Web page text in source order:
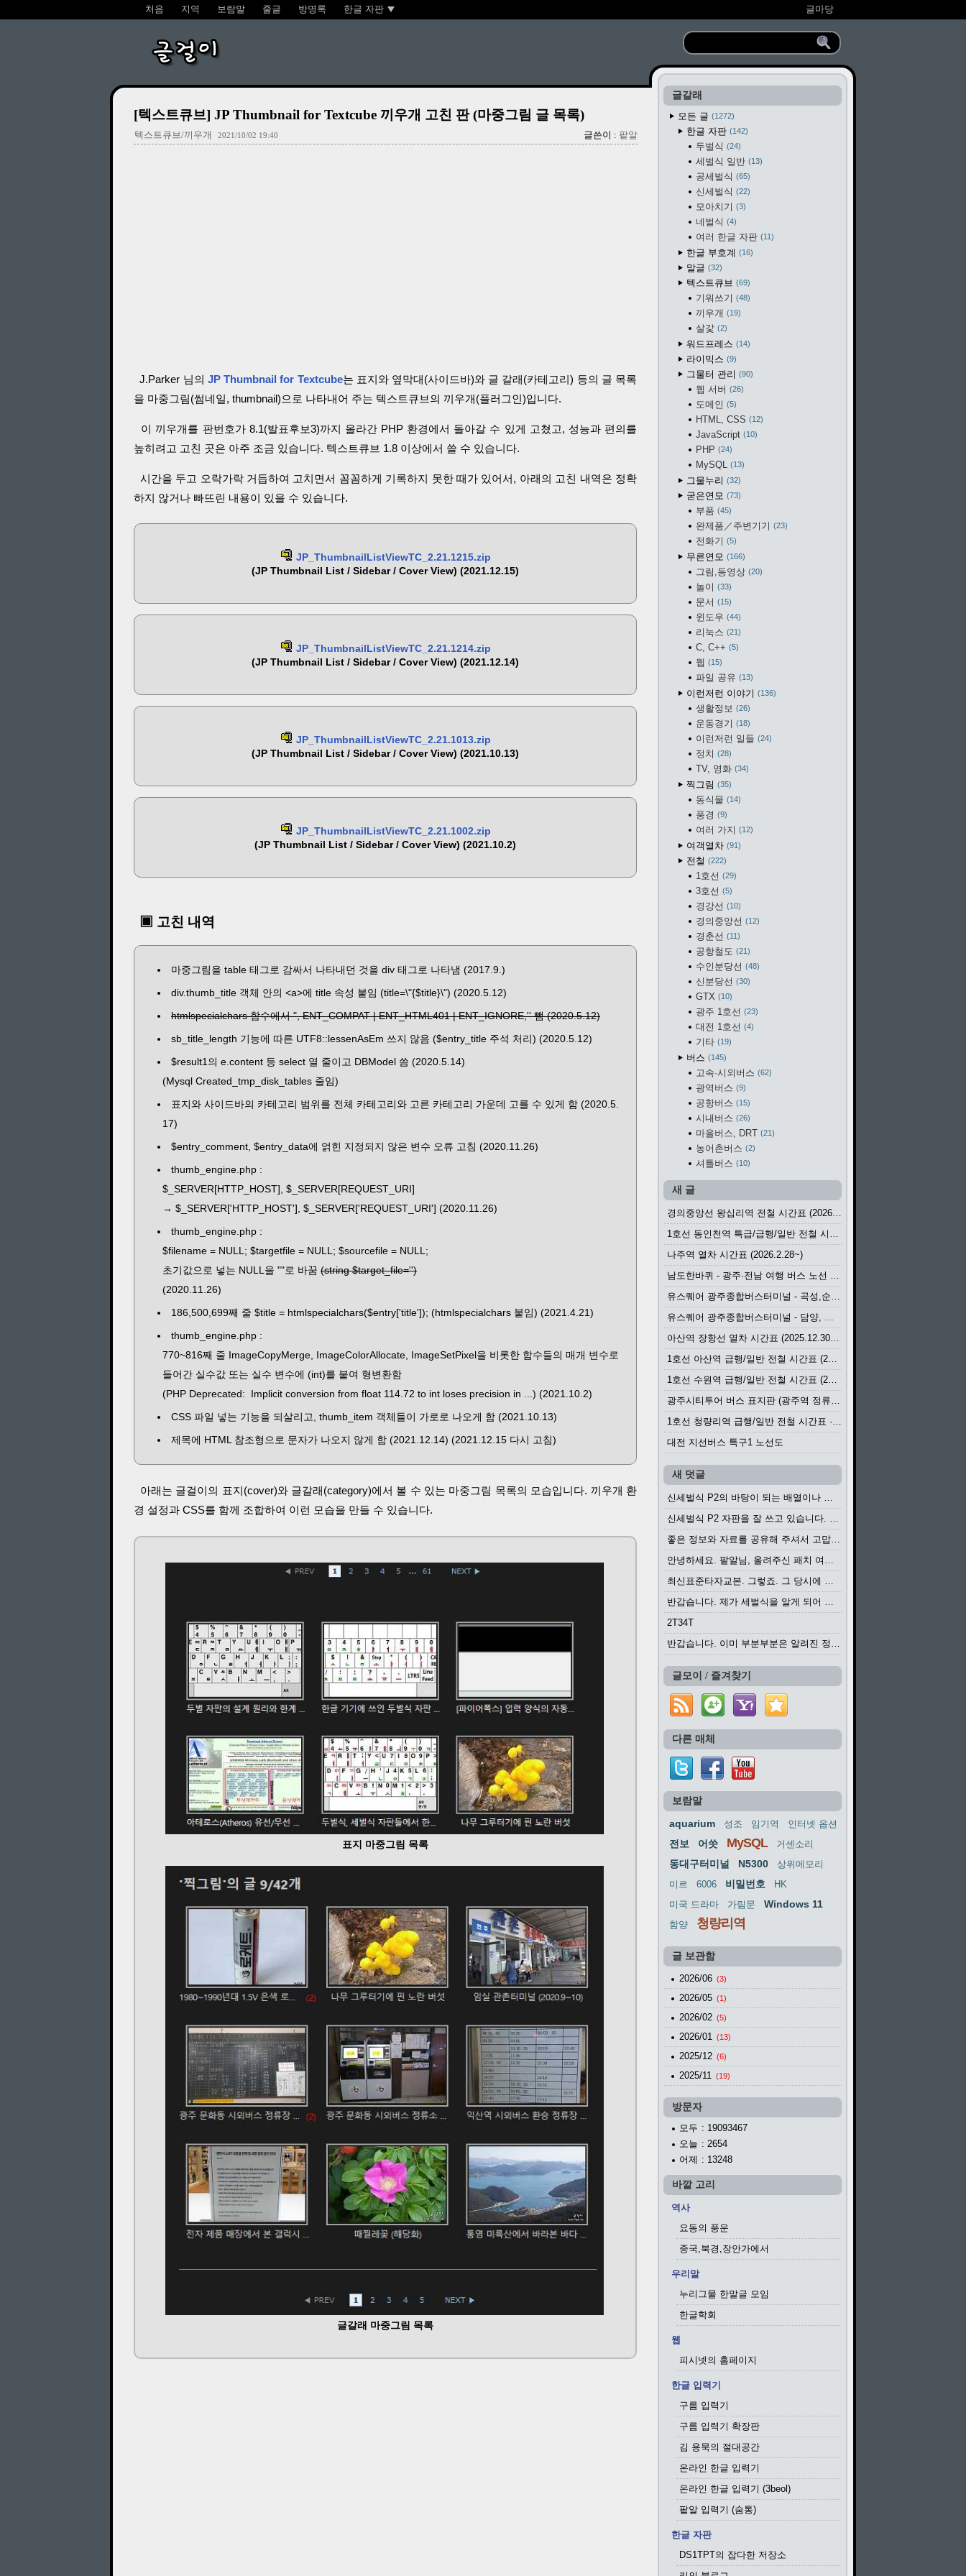
처음 지역 보람말 줄글 방명록 한글 자판 글마당
글걸이
[텍스트큐브] JP Thumbnail for Textcube 끼우개 고친 판 (마중그림 글 목록)
텍스트큐브/끼우개 2021/10/02 19:40 글쓴이 : 팥알
J.Parker 님의 JP Thumbnail for Textcube는 표지와 옆막대(사이드바)와 글 갈래(카테고리) 등의 글 목록
을 마중그림(썸네일, thumbnail)으로 나타내어 주는 텍스트큐브의 끼우개(플러그인)입니다.
이 끼우개를 판번호가 8.1(발표후보3)까지 올라간 PHP 환경에서 돌아갈 수 있게 고쳤고, 성능과 편의를
높히려고 고친 곳은 아주 조금 있습니다. 텍스트큐브 1.8 이상에서 쓸 수 있습니다.
시간을 두고 오락가락 거듭하여 고치면서 꼼꼼하게 기록하지 못한 때가 있어서, 아래의 고친 내역은 정확
하지 않거나 빠뜨린 내용이 있을 수 있습니다.
JP_ThumbnailListViewTC_2.21.1215.zip
(JP Thumbnail List / Sidebar / Cover View) (2021.12.15)
JP_ThumbnailListViewTC_2.21.1214.zip
(JP Thumbnail List / Sidebar / Cover View) (2021.12.14)
JP_ThumbnailListViewTC_2.21.1013.zip
(JP Thumbnail List / Sidebar / Cover View) (2021.10.13)
JP_ThumbnailListViewTC_2.21.1002.zip
(JP Thumbnail List / Sidebar / Cover View) (2021.10.2)
▣ 고친 내역
마중그림을 table 태그로 감싸서 나타내던 것을 div 태그로 나타냄 (2017.9.)
div.thumb_title 객체 안의 <a>에 title 속성 붙임 (title=\"{$title}\") (2020.5.12)
htmlspecialchars 함수에서 ", ENT_COMPAT | ENT_HTML401 | ENT_IGNORE,'' 뺌 (2020.5.12)
sb_title_length 기능에 따른 UTF8::lessenAsEm 쓰지 않음 ($entry_title 주석 처리) (2020.5.12)
$result1의 e.content 등 select 열 줄이고 DBModel 씀 (2020.5.14)
(Mysql Created_tmp_disk_tables 줄임)
표지와 사이드바의 카테고리 범위를 전체 카테고리와 고른 카테고리 가운데 고를 수 있게 함 (2020.5.
17)
$entry_comment, $entry_data에 얽힌 지정되지 않은 변수 오류 고침 (2020.11.26)
thumb_engine.php :
$_SERVER[HTTP_HOST], $_SERVER[REQUEST_URI]
→ $_SERVER['HTTP_HOST'], $_SERVER['REQUEST_URI'] (2020.11.26)
thumb_engine.php :
$filename = NULL; $targetfile = NULL; $sourcefile = NULL;
초기값으로 넣는 NULL을 ""로 바꿈 (string $target_file='')
(2020.11.26)
186,500,699째 줄 $title = htmlspecialchars($entry['title']); (htmlspecialchars 붙임) (2021.4.21)
thumb_engine.php :
770~816째 줄 ImageCopyMerge, ImageColorAllocate, ImageSetPixel을 비롯한 함수들의 매개 변수로
들어간 실수값 또는 실수 변수에 (int)를 붙여 형변환함
(PHP Deprecated: Implicit conversion from float 114.72 to int loses precision in ...) (2021.10.2)
CSS 파일 넣는 기능을 되살리고, thumb_item 객체들이 가로로 나오게 함 (2021.10.13)
제목에 HTML 참조형으로 문자가 나오지 않게 함 (2021.12.14) (2021.12.15 다시 고침)
아래는 글걸이의 표지(cover)와 글갈래(category)에서 볼 수 있는 마중그림 목록의 모습입니다. 끼우개 환
경 설정과 CSS를 함께 조합하여 이런 모습을 만들 수 있습니다.
표지 마중그림 목록
글갈래 마중그림 목록
글갈래
모든 글
1272
한글 자판 142
두벌식 24
세벌식 일반 13
공세벌식 65
신세벌식 22
모아치기 3
네벌식 4
여러 한글 자판 11
한글 부호계 16
말글 32
텍스트큐브 69
기워쓰기 48
끼우개 19
살갗 2
워드프레스 14
라이믹스 9
그물터 관리 90
웹 서버 26
도메인 5
HTML, CSS 12
JavaScript 10
PHP 24
MySQL 13
그물누리 32
굳은연모 73
부품 45
완제품／주변기기 23
전화기 5
무른연모 166
그림,동영상 20
놀이 33
문서 15
윈도우 44
리눅스 21
C, C++ 5
웹 15
파일 공유 13
이런저런 이야기 136
생활정보 26
운동경기 18
이런저런 일들 24
정치 28
TV, 영화 34
찍그림 35
동식물 14
풍경 9
여러 가지 12
여객열차 91
전철 222
1호선 29
3호선 5
경강선 10
경의중앙선 12
경춘선 11
공항철도 21
수인분당선 48
신분당선 30
GTX 10
광주 1호선 23
대전 1호선 4
기타 19
버스 145
고속·시외버스 62
광역버스 9
공항버스 15
시내버스 26
마을버스, DRT 21
농어촌버스 2
셔틀버스 10
새 글
경의중앙선 왕십리역 전철 시간표 (2026.4.20~)
1호선 동인천역 특급/급행/일반 전철 시간표 (2026.2.28~)
나주역 열차 시간표 (2026.2.28~)
남도한바퀴 - 광주·전남 여행 버스 노선 (2026.3.1~5.31)
유스퀘어 광주종합버스터미널 - 곡성,순천／화순,보성,율포 방면 시외버스 시간표 (2026.1.31)
유스퀘어 광주종합버스터미널 - 담양, 순창, 남원, 무주, 장수, 거창, 대구 방면 시외버스 시간표 (2026...
아산역 장항선 열차 시간표 (2025.12.30 기준) (무궁화호, ITX-마음, 새마을호, 서해금빛열차)
1호선 아산역 급행/일반 전철 시간표 (2025.12.30~)
1호선 수원역 급행/일반 전철 시간표 (2025.12.30~)
광주시티투어 버스 표지판 (광주역 정류장) (2024?)
1호선 청량리역 급행/일반 전철 시간표 · 노선도 (2025.12.30~)
대전 지선버스 특구1 노선도
새 덧글
신세벌식 P2의 바탕이 되는 배열이나 주요 기능...
신세벌식 P2 자판을 잘 쓰고 있습니다. 쓰기 편리...
좋은 정보와 자료를 공유해 주셔서 고맙습니다....
안녕하세요. 팥알님, 올려주신 패치 여러모로 감사...
최신표준타자교본. 그렇죠. 그 당시에 최신 표준...
반갑습니다. 제가 세벌식을 알게 되어 세벌식 써...
2T34T
반갑습니다. 이미 부분부분은 알려진 정보들이...
글모이 / 즐겨찾기
다른 매체
보람말
aquarium 성조 임기역 인터넷 옵션
전보 어씃 MySQL 거센소리
동대구터미널 N5300
상위메모리
미르
6006 비밀번호
HK
미국 드라마
가림문 Windows 11
함양 청량리역
글 보관함
2026/06 (3)
2026/05 (1)
2026/02 (5)
2026/01 (13)
2025/12 (6)
2025/11 (19)
방문자
모두 : 19093467
오늘 : 2654
어제 : 13248
바깥 고리
역사
요동의 풍운
중국,북경,장안가에서
우리말
누리그물 한말글 모임
한글학회
웹
피시넷의 홈페이지
한글 입력기
구름 입력기
구름 입력기 확장판
김 용묵의 절대공간
온라인 한글 입력기
온라인 한글 입력기 (3beol)
팥알 입력기 (숨통)
한글 자판
DS1TPT의 잡다한 저장소